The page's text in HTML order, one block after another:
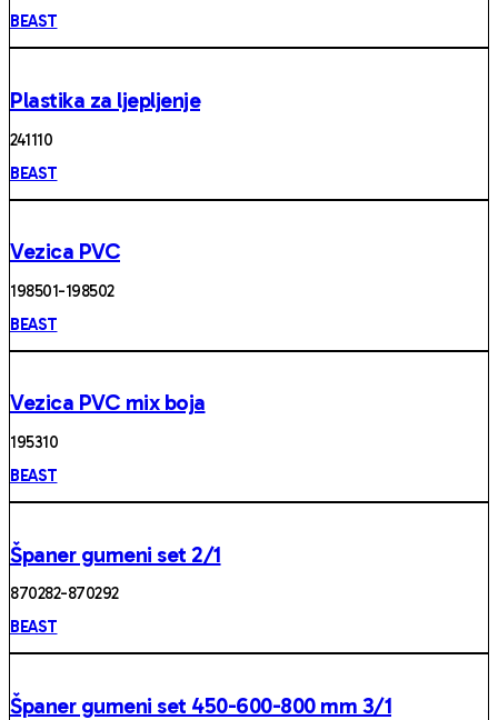
BEAST
Plastika za ljepljenje
24111 0
BEAST
Vezica PVC
198501-198502
BEAST
Vezica PVC mix boja
19531 0
BEAST
Španer gumeni set 2/1
870282-870292
BEAST
Španer gumeni set 450-600-800 mm 3/1